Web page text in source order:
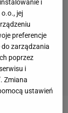
i
jej
preferencje
zarządzania
poprzez
i
Zmiana
ustawień